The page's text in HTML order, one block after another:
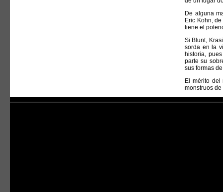
De alguna
Eric Kohn, de
tiene el
Si Blunt,
sorda en la
historia,
parte su
sus formas
El mérito
monstruos